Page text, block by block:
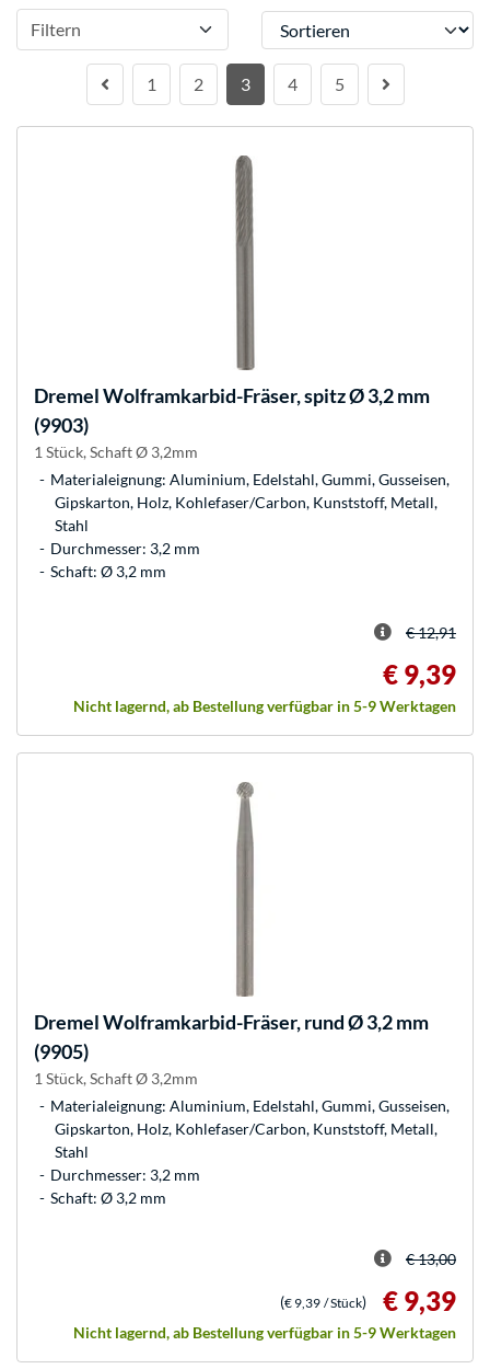
Filtern Sortieren
1 2 3 4 5
DremelWolframkarbid-Fräser, spitz Ø 3,2 mm
(9903)
1 Stück, Schaft Ø 3,2mm
Materialeignung: Aluminium, Edelstahl, Gummi, Gusseisen,
Gipskarton, Holz, Kohlefaser/Carbon, Kunststoff, Metall,
Stahl
Durchmesser: 3,2 mm
Schaft: Ø 3,2 mm
€ 12,91
€ 9,39
Nicht lagernd, ab Bestellung verfügbar in 5-9 Werktagen
DremelWolframkarbid-Fräser, rund Ø 3,2 mm
(9905)
1 Stück, Schaft Ø 3,2mm
Materialeignung: Aluminium, Edelstahl, Gummi, Gusseisen,
Gipskarton, Holz, Kohlefaser/Carbon, Kunststoff, Metall,
Stahl
Durchmesser: 3,2 mm
Schaft: Ø 3,2 mm
€ 13,00
(€ 9,39 / Stück) € 9,39
Nicht lagernd, ab Bestellung verfügbar in 5-9 Werktagen